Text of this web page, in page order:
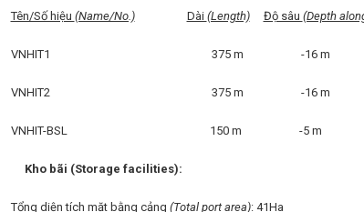
Tên/Số hiệu (Name/No.) Dài (Length) Độ sâu (Depth
VNHIT1 375 m -16 m
VNHIT2 375 m -16 m
VNHIT-BSL 150 m -5 m
Kho bãi (Storage facilities):
Tổng diện tích măt bằng cảng (Total port area): 41Ha